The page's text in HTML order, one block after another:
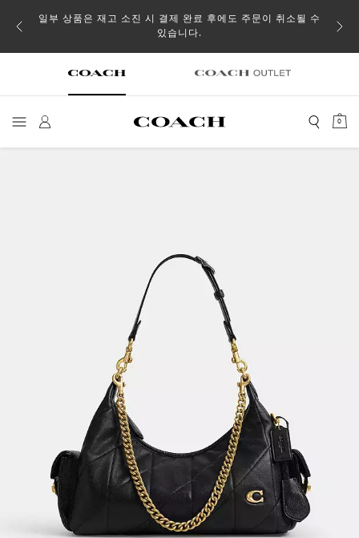
일부 상품은 재고 소진 시 결제 완료 후에도 주문이 취소될 수
있습니다.
0